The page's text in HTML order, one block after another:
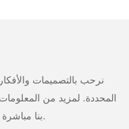
نرحب بالتصميمات
المحددة. لمزيد من
بنا مباشرة مع أسئلة أو استفسارات.